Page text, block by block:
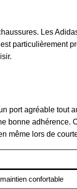
Les
particulièrement
port agréable tout
bonne adhérence.
même lors de
confortable